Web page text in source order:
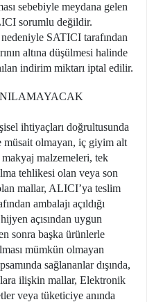
sebebiyle meydana gelen
sorumlu değildir.
SATICI tarafından
altına düşülmesi halinde
indirim miktarı iptal edilir.
ihtiyaçları doğrultusunda
müsait olmayan, iç giyim alt
malzemeleri, tek
tehlikesi olan veya son
mallar, ALICI’ya teslim
ambalajı açıldığı
açısından uygun
sonra başka ürünlerle
mümkün olmayan
sağlananlar dışında,
ilişkin mallar, Elektronik
veya tüketiciye anında